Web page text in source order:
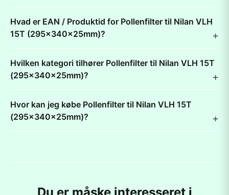
Hvad er EAN / Produktid for Pollenfilter til Nilan VLH
15T (295x340x25mm)?
Hvilken kategori tilhører Pollenfilter til Nilan VLH 15T
(295x340x25mm)?
Hvor kan jeg købe Pollenfilter til Nilan VLH 15T
(295x340x25mm)?